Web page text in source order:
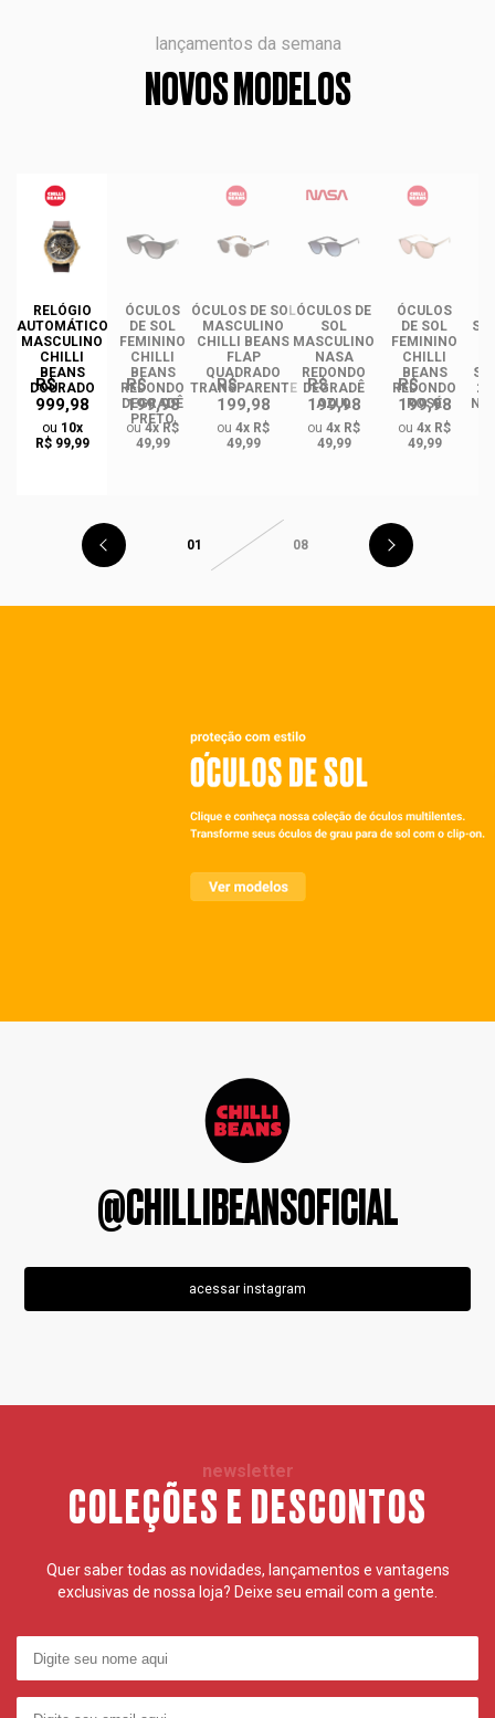
lançamentos da semana
NOVOS MODELOS
RELÓGIO
AUTOMÁTICO
MASCULINO
CHILLI
BEANS
DOURADO
R$
999,98
ou 10x
R$ 99,99
ÓCULOS
DE SOL
FEMININO
CHILLI
BEANS
REDONDO
DEGRADÊ
PRETO
R$
199,98
ou4x R$
49,99
ÓCULOS DE SOL
MASCULINO
CHILLI BEANS
FLAP
QUADRADO
TRANSPARENTE
R$
199,98
ou 4x R$
49,99
ÓCULOS DE
SOL
MASCULINO
NASA
REDONDO
DEGRADÊ
AZUL
R$
199,98
ou 4x R$
49,99
ÓCULOS
DE SOL
FEMININO
CHILLI
BEANS
REDONDO
ROSÉ
R$
199,98
ou 4x R$
49,99
01 08
@CHILLIBEANSOFICIAL
acessar instagram
newsletter
COLEÇÕES E DESCONTOS
Quer saber todas as novidades, lançamentos e vantagens
exclusivas de nossa loja? Deixe seu email com a gente.